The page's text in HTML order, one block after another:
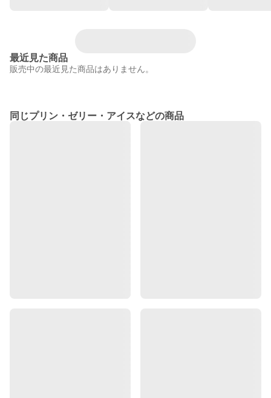
最近見た商品
販売中の最近見た商品はありません。
同じプリン・ゼリー・アイスなどの商品